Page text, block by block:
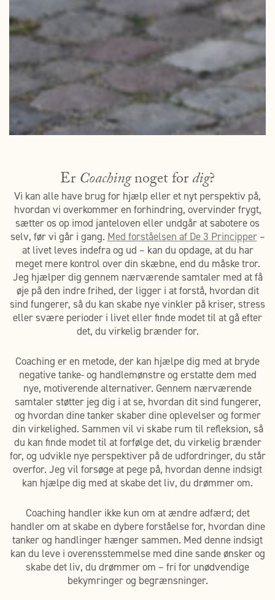
ErCoachingnoget fordig?
Vi kan alle have brug for hjælp eller et nyt perspektiv på,
hvordan vi overkommer en forhindring, overvinder frygt,
sætter os op imod janteloven eller undgår at sabotere os
selv, før vi går i gang. Med forståelsen af De 3 Principper–
at livet leves indefra og ud – kan du opdage, at du har
meget mere kontrol over din skæbne, end du måske tror.
Jeg hjælper dig gennem nærværende samtaler med at få
øje på den indre frihed, der ligger i at forstå, hvordan dit
sind fungerer, så du kan skabe nye vinkler på kriser, stress
eller svære perioder i livet eller finde modet til at gå efter
det, du virkelig brænder for.
Coaching er en metode, der kan hjælpe dig med at bryde
negative tanke- og handlemønstre og erstatte dem med
nye, motiverende alternativer. Gennem nærværende
samtaler støtter jeg dig i at se, hvordan dit sind fungerer,
og hvordan dine tanker skaber dine oplevelser og former
din virkelighed. Sammen vil vi skabe rum til refleksion, så
du kan finde modet til at forfølge det, du virkelig brænder
for, og udvikle nye perspektiver på de udfordringer, du står
overfor. Jeg vil forsøge at pege på, hvordan denne indsigt
kan hjælpe dig med at skabe det liv, du drømmer om.
Coaching handler ikke kun om at ændre adfærd; det
handler om at skabe en dybere forståelse for, hvordan dine
tanker og handlinger hænger sammen. Med denne indsigt
kan du leve i overensstemmelse med dine sande ønsker og
skabe det liv, du drømmer om – fri for unødvendige
bekymringer og begrænsninger.